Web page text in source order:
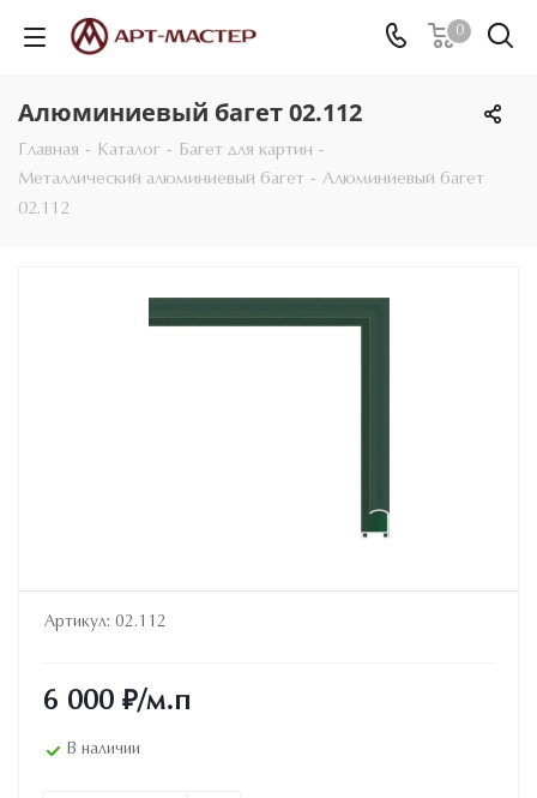
0
Алюминиевый багет 02.112
Главная - Каталог - Багет для картин -
Металлический алюминиевый багет - Алюминиевый багет
02.112
Артикул: 02.112
6 000 ₽/м.п
В наличии